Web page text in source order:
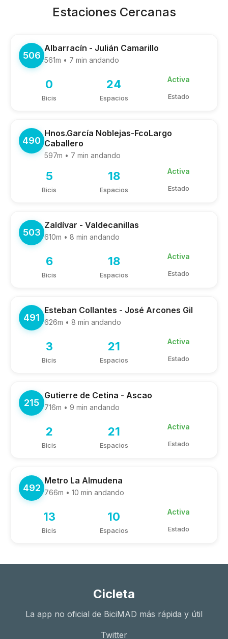
Estaciones Cercanas
506
Albarracín - Julián Camarillo
561m • 7 min andando
0
Bicis
24
Espacios
Activa
Estado
490
Hnos.García Noblejas-FcoLargo
Caballero
597m • 7 min andando
5
Bicis
18
Espacios
Activa
Estado
503
Zaldívar - Valdecanillas
610m • 8 min andando
6
Bicis
18
Espacios
Activa
Estado
491
Esteban Collantes - José Arcones Gil
626m • 8 min andando
3
Bicis
21
Espacios
Activa
Estado
215
Gutierre de Cetina - Ascao
716m • 9 min andando
2
Bicis
21
Espacios
Activa
Estado
492
Metro La Almudena
766m • 10 min andando
13
Bicis
10
Espacios
Activa
Estado
Cicleta
La app no oficial de BiciMAD más rápida y útil
Twitter